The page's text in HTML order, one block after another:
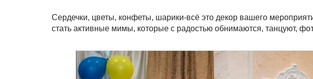
Сердечки, цветы, конфеты, шарики-всё это декор вашего
стать активные мимы, которые с радостью обнимаются, танцуют,